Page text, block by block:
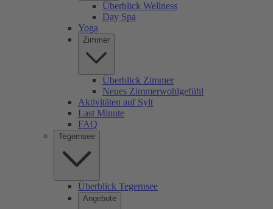
Überblick Wellness
Day Spa
Yoga
Zimmer
Überblick Zimmer
Neues Zimmerwohlgefühl
Aktivitäten auf Sylt
Last Minute
FAQ
Tegernsee
Überblick Tegernsee
Angebote